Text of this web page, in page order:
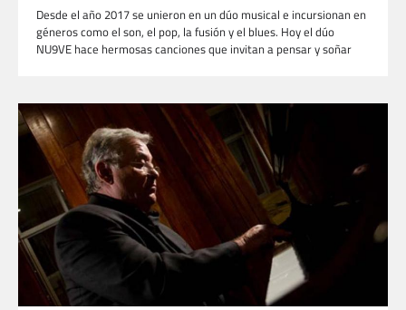
Desde el año 2017 se unieron en un dúo musical e incursionan en
géneros como el son, el pop, la fusión y el blues. Hoy el dúo
NU9VE hace hermosas canciones que invitan a pensar y soñar